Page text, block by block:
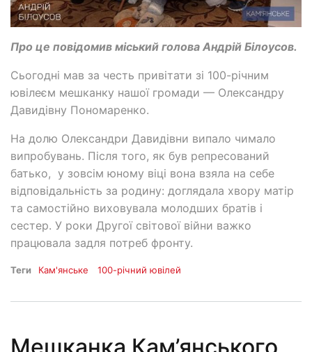
Про це повідомив міський голова Андрій Білоусов.
Сьогодні мав за честь привітати зі 100-річним
ювілеєм мешканку нашої громади — Олександру
Давидівну Пономаренко.
На долю Олександри Давидівни випало чимало
випробувань. Після того, як був репресований
батько, у зовсім юному віці вона взяла на себе
відповідальність за родину: доглядала хвору матір
та самостійно виховувала молодших братів і
сестер. У роки Другої світової війни важко
працювала задля потреб фронту.
Теги Кам'янське 100-річний ювілей